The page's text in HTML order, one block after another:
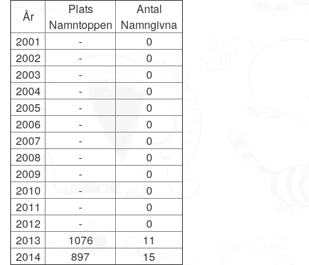
År
Plats
Namntoppen
Antal
Namngivna
2001
-
0
2002
-
0
2003
-
0
2004
-
0
2005
-
0
2006
-
0
2007
-
0
2008
-
0
2009
-
0
2010
-
0
2011
-
0
2012
-
0
2013
1076
11
2014
897 15